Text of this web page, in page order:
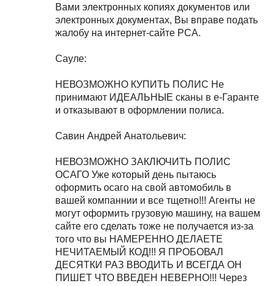
Вами электронных копиях документов или
электронных документах, Вы вправе подать
жалобу на интернет-сайте РСА.
Сауле:
НЕВОЗМОЖНО КУПИТЬ ПОЛИС Не
принимают ИДЕАЛЬНЫЕ сканы в е-Гаранте
и отказывают в оформлении полиса.
Савин Андрей Анатольевич:
НЕВОЗМОЖНО ЗАКЛЮЧИТЬ ПОЛИС
ОСАГО Уже который день пытаюсь
оформить осаго на свой автомобиль в
вашей компаннии и все тщетно!!! Агенты не
могут оформить грузовую машину, на вашем
сайте его сделать тоже не получается из-за
того что вы НАМЕРЕННО ДЕЛАЕТЕ
НЕЧИТАЕМЫЙ КОД!!! Я ПРОБОВАЛ
ДЕСЯТКИ РАЗ ВВОДИТЬ И ВСЕГДА ОН
ПИШЕТ ЧТО ВВЕДЕН НЕВЕРНО!!! Через